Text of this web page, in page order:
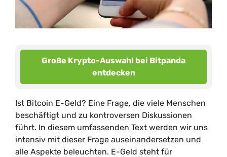
Große Krypto-Auswahl bei Bitpanda
entdecken
Ist Bitcoin E-Geld? Eine Frage, die viele Menschen
beschäftigt und zu kontroversen Diskussionen
führt. In diesem umfassenden Text werden wir uns
intensiv mit dieser Frage auseinandersetzen und
alle Aspekte beleuchten. E-Geld steht für